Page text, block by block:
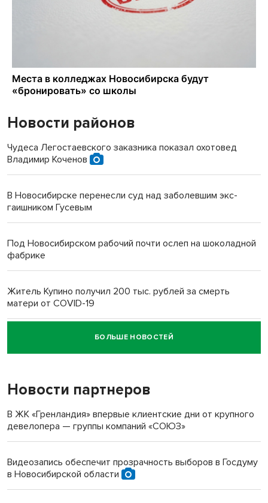
Новости районов
Чудеса Легостаевского заказника показал охотовед
Владимир Коченов
В Новосибирске перенесли суд над заболевшим экс-
гаишником Гусевым
Под Новосибирском рабочий почти ослеп на шоколадной
фабрике
Житель Купино получил 200 тыс. рублей за смерть
матери от COVID-19
Новосибирский суд наказал водителя за смерть
пенсионерки на вокзале
БОЛЬШЕ НОВОСТЕЙ
Новости партнеров
В ЖК «Гренландия» впервые клиентские дни от крупного
девелопера — группы компаний «СОЮЗ»
Видеозапись обеспечит прозрачность выборов в Госдуму
в Новосибирской области